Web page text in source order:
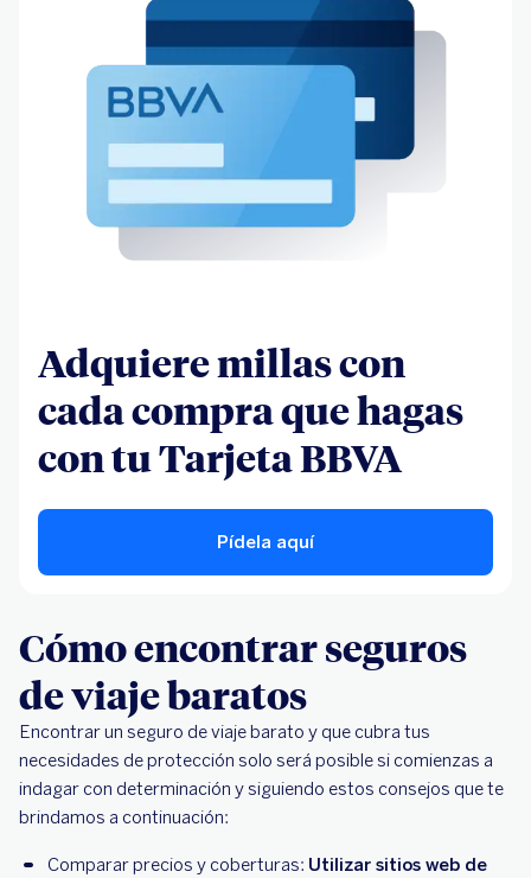
Adquiere millas con
cada compra que hagas
con tu Tarjeta BBVA
Pídela aquí
Cómo encontrar seguros
de viaje baratos
Encontrar un seguro de viaje barato y que cubra tus
necesidades de protección solo será posible si comienzas a
indagar con determinación y siguiendo estos consejos que te
brindamos a continuación:
Comparar precios y coberturas: Utilizar sitios web de